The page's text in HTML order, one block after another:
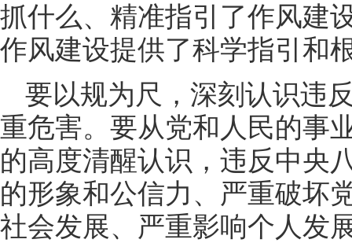
抓什么、精准指引了作风建
作风建设提供了科学指引和
要以规为尺，深刻认识违
重危害。要从党和人民的事
的高度清醒认识，违反中央
的形象和公信力、严重破坏
社会发展、严重影响个人发